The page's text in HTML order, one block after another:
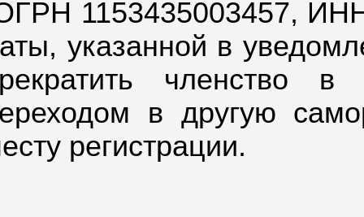
1153435003457,
указанной в
членство
в другую
регистрации.